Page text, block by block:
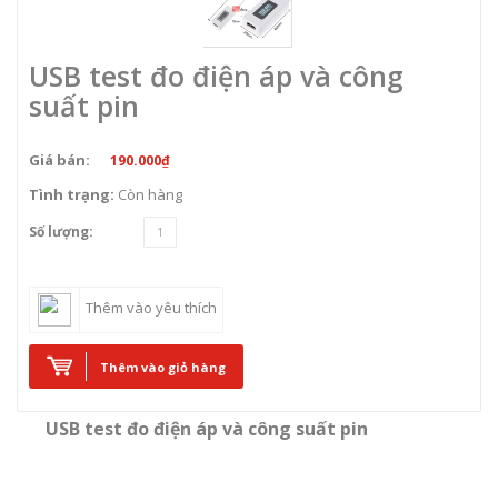
USB test đo điện áp và công
suất pin
Giá bán: 190.000₫
Tình trạng: Còn hàng
Số lượng:
Thêm vào yêu thích
Thêm vào giỏ hàng
USB test đo điện áp và công suất pin